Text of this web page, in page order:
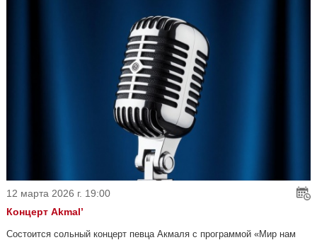
12 марта 2026 г. 19:00
Концерт Akmal’
Состоится сольный концерт певца Акмаля с программой «Мир нам